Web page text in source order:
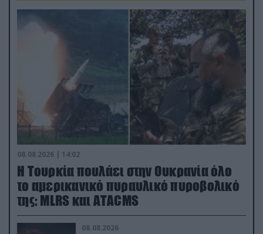
08.08.2026 | 14:02
Η Τουρκία πουλάει στην Ουκρανία όλο
το αμερικανικό πυραυλικό πυροβολικό
της: MLRS και ΑΤΑCMS
08.08.2026